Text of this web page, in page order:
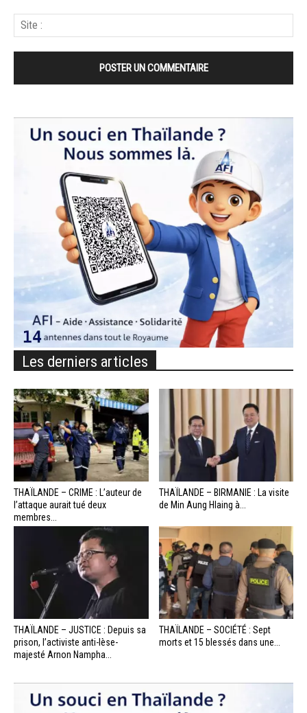
Les derniers articles
THAÏLANDE – CRIME : L’auteur de
l’attaque aurait tué deux
membres...
THAÏLANDE – BIRMANIE : La visite
de Min Aung Hlaing à...
THAÏLANDE – JUSTICE : Depuis sa
prison, l’activiste anti-lèse-
majesté Arnon Nampha...
THAÏLANDE – SOCIÉTÉ : Sept
morts et 15 blessés dans une...